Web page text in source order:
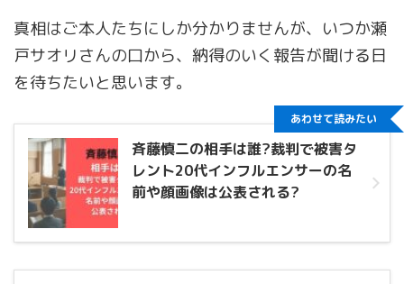
真相はご本人たちにしか分かりませんが、いつか瀬
戸サオリさんの口から、納得のいく報告が聞ける日
を待ちたいと思います。
斉藤慎二の相手は誰?裁判で被害タ
レント20代インフルエンサーの名
前や顔画像は公表される?
あわせて読みたい